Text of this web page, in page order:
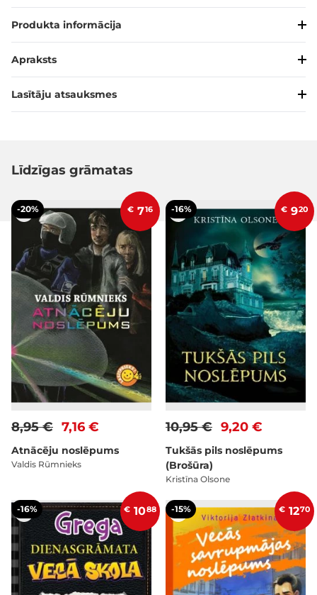
Produkta informācija
Apraksts
Lasītāju atsauksmes
Līdzīgas grāmatas
-20% € 716
7,16 €
8,95 €
Atnācēju noslēpums
Valdis Rūmnieks
-16% € 920
9,20 €
10,95 €
Tukšās pils noslēpums
(Brošūra)
Kristīna Olsone
-16% € 1088 -15% € 1270